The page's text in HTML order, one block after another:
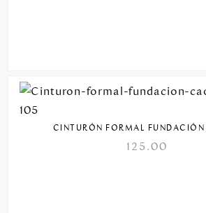
CINTURÓN FORMAL
125.00